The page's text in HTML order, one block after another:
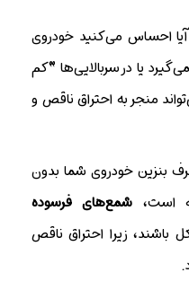
آیا احساس می‌کنید خودروی
یا در سربالایی‌ها “کم
منجر به احتراق ناقص و
بنزین خودروی شما بدون
است، شمع‌های فرسوده
باشند، زیرا احتراق ناقص